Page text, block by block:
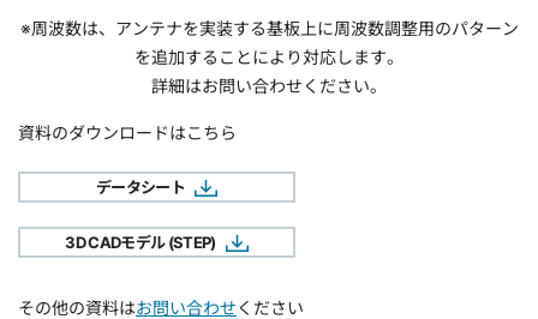
※周波数は、アンテナを実装する基板上に周波数調整用のパターン
を追加することにより対応します。
詳細はお問い合わせください。
資料のダウンロードはこちら
データシート
3D CADモデル (STEP)
その他の資料はお問い合わせ ください